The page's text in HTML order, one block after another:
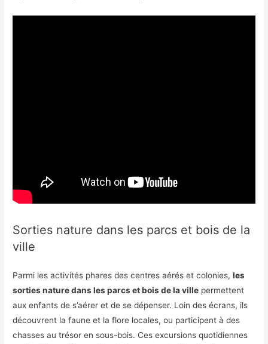
Sorties nature dans les parcs et bois de la
ville
Parmi les activités phares des centres aérés et colonies,les
sorties nature dans les parcs et bois de la ville permettent
aux enfants de s’aérer et de se dépenser. Loin des écrans, ils
découvrent la faune et la flore locales, ou participent à des
chasses au trésor en sous-bois. Ces excursions quotidiennes